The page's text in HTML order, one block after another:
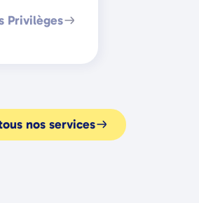
Privilèges
nos services